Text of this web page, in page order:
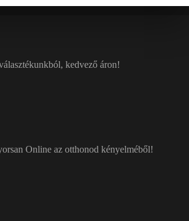
kedvező áron!
Online az otthonod kényelméből!